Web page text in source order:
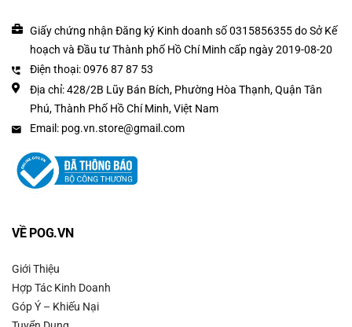
Giấy chứng nhận Đăng ký Kinh doanh số 0315856355 do Sở Kế
hoạch và Đầu tư Thành phố Hồ Chí Minh cấp ngày 2019-08-20
Điện thoại: 0976 87 87 53
Địa chỉ: 428/2B Lũy Bán Bích, Phường Hòa Thạnh, Quận Tân
Phú, Thành Phố Hồ Chí Minh, Việt Nam
Email: pog.vn.store@gmail.com
VỀ POG.VN
Giới Thiệu
Hợp Tác Kinh Doanh
Góp Ý – Khiếu Nại